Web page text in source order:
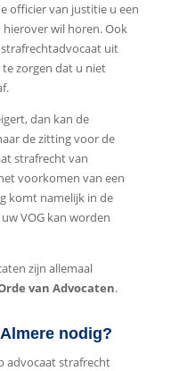
officier van justitie u een
wil horen. Ook
uit
zorgen dat u niet
dan kan de
de zitting voor de
strafrecht van
voorkomen van een
komt namelijk in de
VOG kan worden
zijn allemaal
van Advocaten.
nodig?
advocaat strafrecht